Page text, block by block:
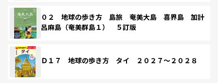
０２ 地球の歩き方 島旅 奄美大島 喜界島 加計
呂麻島（奄美群島１） ５訂版
Ｄ１７ 地球の歩き方 タイ ２０２７～２０２８